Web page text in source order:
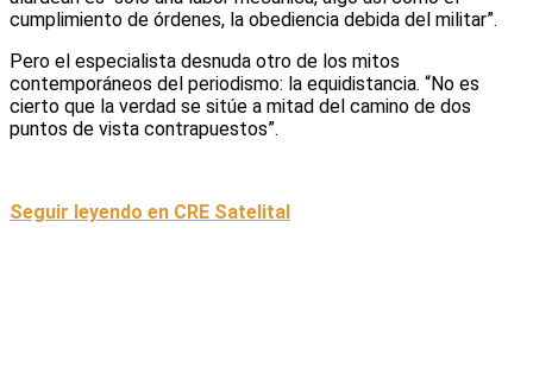
cumplimiento de órdenes, la obediencia debida del militar”.
Pero el especialista desnuda otro de los mitos
contemporáneos del periodismo: la equidistancia. “No es
cierto que la verdad se sitúe a mitad del camino de dos
puntos de vista contrapuestos”.
Seguir leyendo en CRE Satelital